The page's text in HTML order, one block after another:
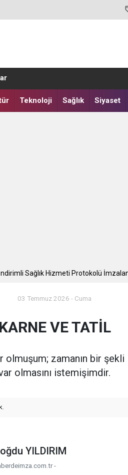
Teknoloji Sağlık Siyaset
Sağlık Hizmeti Protokolü
03 Temmuz 2026 - Cuma
KARNE VE TATİL
zamanın bir şekli
olmasını istemişimdir.
YILDIRIM
-